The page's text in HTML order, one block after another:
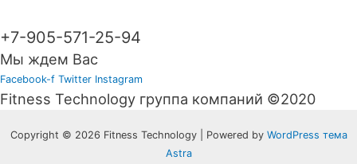
+7-905-571-25-94
Мы ждем Вас
Facebook-f Twitter Instagram
Fitness Technology группа компаний ©2020
Copyright © 2026 Fitness Technology | Powered by WordPress тема
Astra